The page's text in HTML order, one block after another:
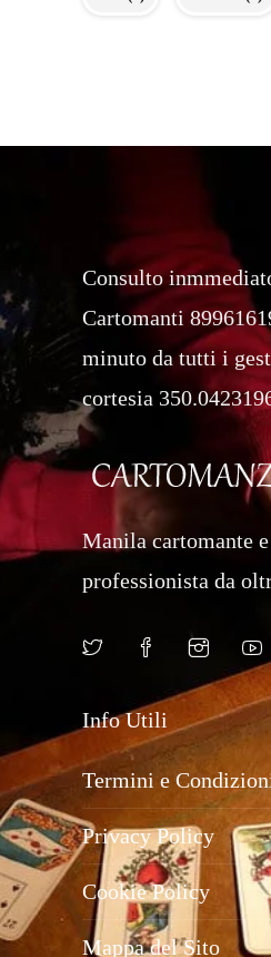
Consulto
Cartomanti
minuto da tutti i
cortesia
Manila cartomante
professionista da
Info Utili
Termini e
Privacy Policy
Cookie Policy
Mappa del Sito